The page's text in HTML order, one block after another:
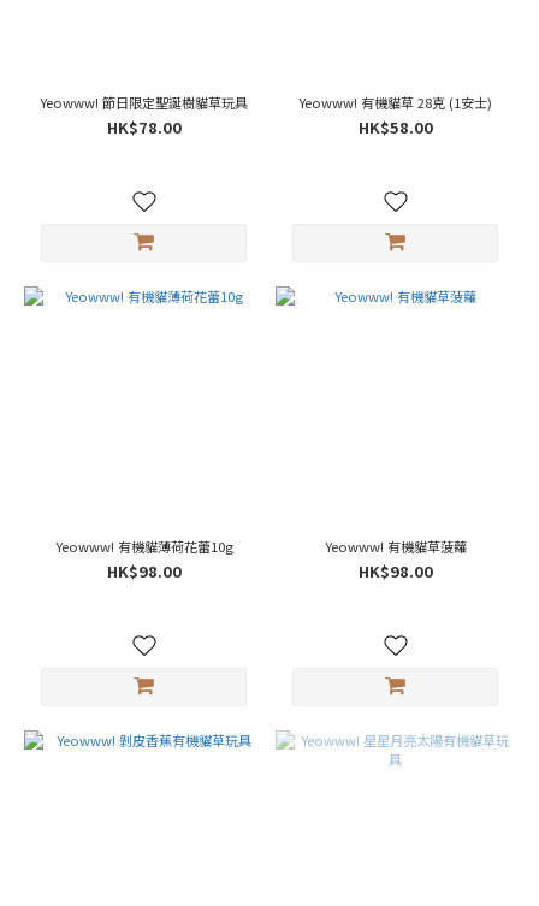
Yeowww! 節日限定聖誕樹貓草玩具
HK$78.00
Yeowww! 有機貓草 28克 (1安士)
HK$58.00
Yeowww! 有機貓薄荷花蕾10g
HK$98.00
Yeowww! 有機貓草菠蘿
HK$98.00